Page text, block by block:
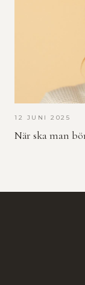
12 JUNI 2025
När ska man